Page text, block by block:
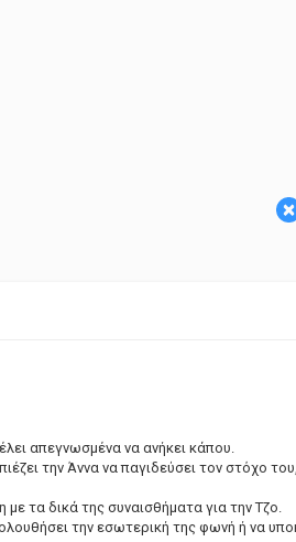
×
απεγνωσμένα να ανήκει κάπου.
την Άννα να παγιδεύσει τον στόχο
τα δικά της συναισθήματα για την Τζο.
την εσωτερική της φωνή ή να